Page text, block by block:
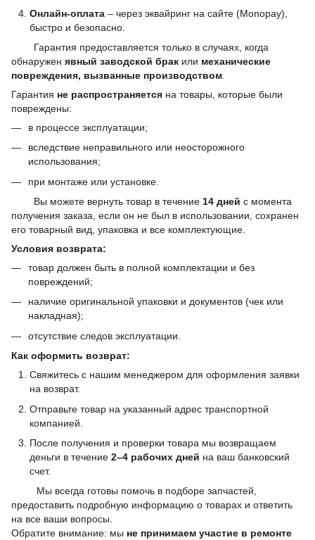
Онлайн-оплата – через эквайринг на сайте (Monopay),
быстро и безопасно.
Гарантия предоставляется только в случаях, когда
обнаружен явный заводской брак или механические
повреждения, вызванные производством
Гарантия не распространяется на товары, которые были
повреждены:
в процессе эксплуатации;
вследствие неправильного или неосторожного
использования;
при монтаже или установке.
Вы можете вернуть товар в течение 14 дней с момента
получения заказа, если он не был в использовании, сохранен
его товарный вид, упаковка и все комплектующие.
Условия возврата:
товар должен быть в полной комплектации и без
повреждений;
наличие оригинальной упаковки и документов (чек или
накладная);
отсутствие следов эксплуатации.
Как оформить возврат:
Свяжитесь с нашим менеджером для оформления заявки
на возврат.
Отправьте товар на указанный адрес транспортной
компанией.
После получения и проверки товара мы возвращаем
деньги в течение 2–4 рабочих дней на ваш банковский
счет.
Мы всегда готовы помочь в подборе запчастей,
предоставить подробную информацию о товарах и ответить
на все ваши вопросы.
Обратите внимание: мы не принимаем участие в ремонте